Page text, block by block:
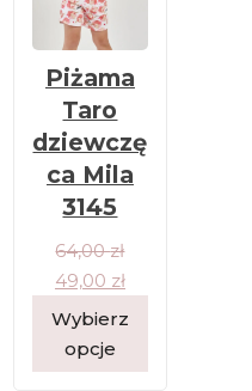
Piżama
Taro
dziewczę
ca Mila
3145
64,00zł
49,00 zł
Wybierz
opcje